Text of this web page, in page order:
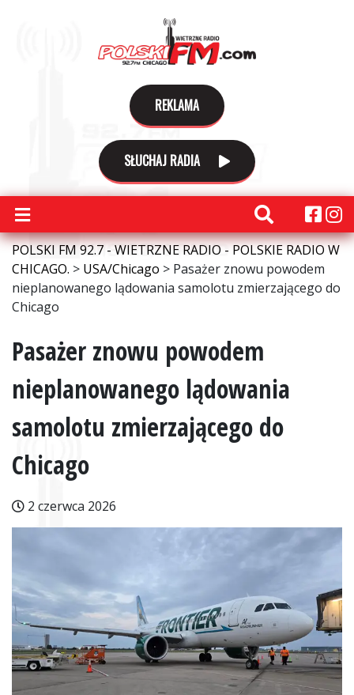
REKLAMA
SŁUCHAJ RADIA
POLSKI FM 92.7 - WIETRZNE RADIO - POLSKIE RADIO W
CHICAGO. > USA/Chicago > Pasażer znowu powodem
nieplanowanego lądowania samolotu zmierzającego do
Chicago
Pasażer znowu powodem
nieplanowanego lądowania
samolotu zmierzającego do
Chicago
2 czerwca 2026